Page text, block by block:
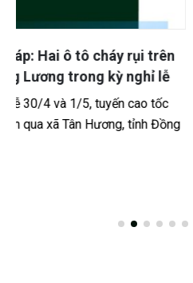
Công an vào cuộc vụ tài
sai sự thật “Mỹ Tho có biến”
Chiều 23/12, Công an tỉnh
ninh mạng và phòng, chống tội
cao đã phối hợp Công an